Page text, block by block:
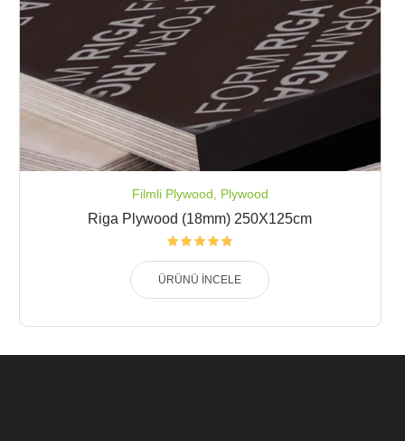
Filmli Plywood Plywood
Riga Plywood (18mm) 250X125cm
ÜRÜNÜ İNCELE